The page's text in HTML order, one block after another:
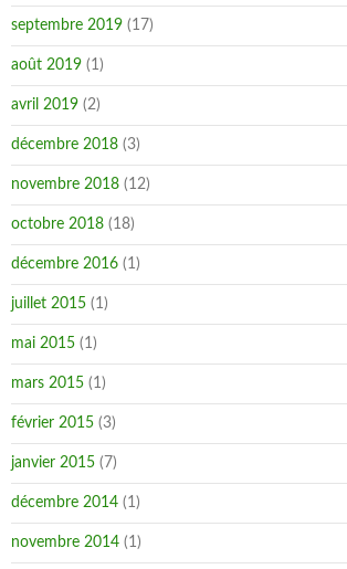
septembre 2019 (17)
août 2019 (1)
avril 2019 (2)
décembre 2018 (3)
novembre 2018 (12)
octobre 2018 (18)
décembre 2016 (1)
juillet 2015 (1)
mai 2015 (1)
mars 2015 (1)
février 2015 (3)
janvier 2015 (7)
décembre 2014 (1)
novembre 2014 (1)